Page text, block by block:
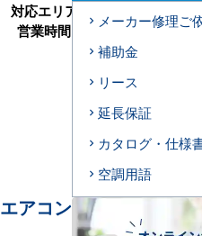
対応エリア
松戸市、野田市
営業時間
9:00～17:30(月～
エアコンセンターAC 市原
メーカー修理ご
補助金
リース
延長保証
カタログ・仕様
空調用語